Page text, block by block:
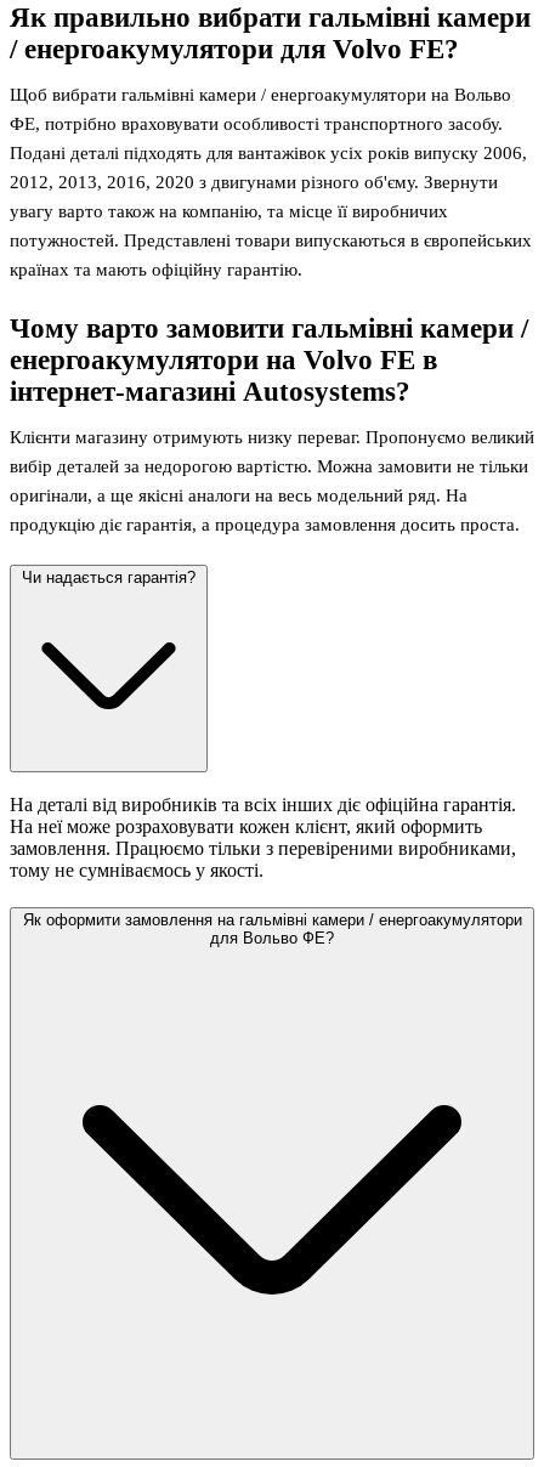
Як правильно вибрати гальмівні камери
/ енергоакумулятори для Volvo FE?
Щоб вибрати гальмівні камери / енергоакумулятори на Вольво
ФЕ, потрібно враховувати особливості транспортного засобу.
Подані деталі підходять для вантажівок усіх років випуску 2006,
2012, 2013, 2016, 2020 з двигунами різного об'єму. Звернути
увагу варто також на компанію, та місце її виробничих
потужностей. Представлені товари випускаються в європейських
країнах та мають офіційну гарантію.
Чому варто замовити гальмівні камери /
енергоакумулятори на Volvo FE в
інтернет-магазині Autosystems?
Клієнти магазину отримують низку переваг. Пропонуємо великий
вибір деталей за недорогою вартістю. Можна замовити не тільки
оригінали, а ще якісні аналоги на весь модельний ряд. На
продукцію діє гарантія, а процедура замовлення досить проста.
Чи надається гарантія?
На деталі від виробників та всіх інших діє офіційна гарантія.
На неї може розраховувати кожен клієнт, який оформить
замовлення. Працюємо тільки з перевіреними виробниками,
тому не сумніваємось у якості.
Як оформити замовлення на гальмівні камери / енергоакумулятори
для Вольво ФЕ?